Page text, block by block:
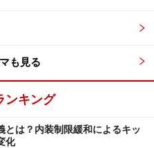
も見る
ンキング
とは？内装制限緩和によるキッ
化